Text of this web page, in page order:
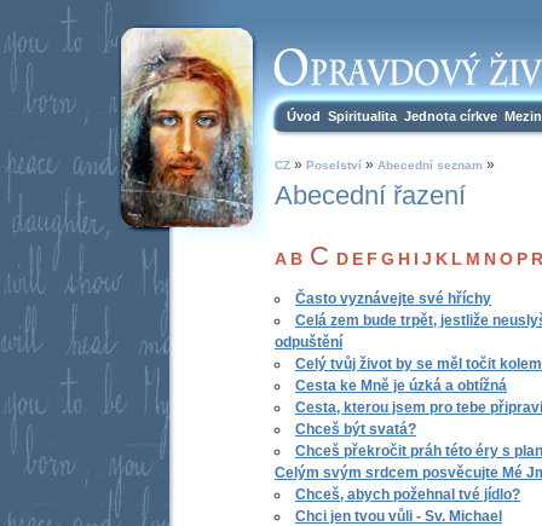
Úvod Spiritualita Jednota církve
CZ » Poselství » Abecední seznam »
Abecední řazení
A B C D E F G H I J K L M NO P R
Často vyznávejte své hříchy
Celá zem bude trpět, jestliže
odpuštění
Celý tvůj život by se měl točit
Cesta ke Mně je úzká a obtížná
Cesta, kterou jsem pro tebe
Chceš být svatá?
Chceš překročit práh této éry s
Celým svým srdcem posvěcujte Mé
Chceš, abych požehnal tvé jídlo?
Chci jen tvou vůli - Sv. Michael